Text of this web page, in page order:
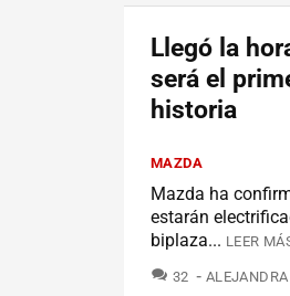
Llegó la
será el
historia
MAZDA
Mazda ha
estarán
biplaza... LEER
32 ALEJANDRA